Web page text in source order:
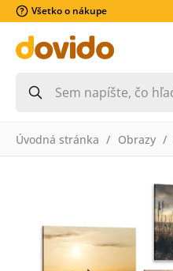
Všetko o nákupe
Úvodná stránka Obrazy